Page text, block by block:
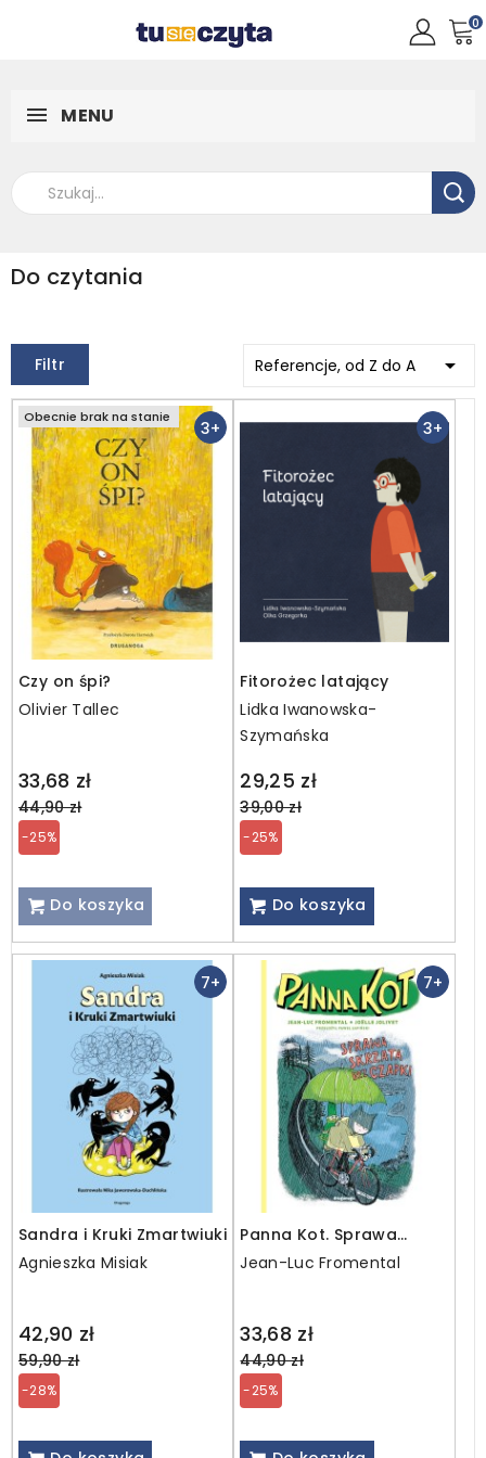
0
MENU
Do czytania
Filtr Referencje, od Z do A 
3+
Obecnie brak na stanie
Czy on śpi?
Olivier Tallec
33,68 zł
Regular
price
44,90 zł
-25%
Do koszyka
3+
Fitorożec latający
Lidka Iwanowska-
Szymańska
29,25 zł
Regular
price
39,00 zł
-25%
Do koszyka
7+
Sandra i Kruki Zmartwiuki
Agnieszka Misiak
42,90 zł
Regular
price
59,90 zł
-28%
7+
Panna Kot. Sprawa
skrzata bez czapki
Jean-Luc Fromental
33,68 zł
Regular
price
44,90 zł
-25%